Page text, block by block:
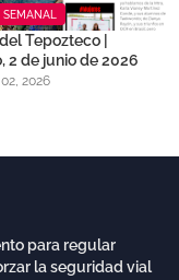
SEMANAL
Tepozteco |
2 de junio de 2026
2026
para regular
la seguridad vial